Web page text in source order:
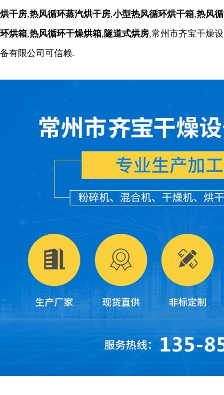
烘干房,热风循环蒸汽烘干房,小型热风循环烘干箱,热风循
环烘箱,热风循环干燥烘箱,隧道式烘房,常州市齐宝干燥设
备有限公司可信赖.